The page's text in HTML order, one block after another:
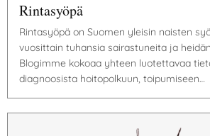
Rintasyöpä
Rintasyöpä on Suomen yleisin naisten
vuosittain tuhansia sairastuneita ja
Blogimme kokoaa yhteen luotettavaa
diagnoosista hoitopolkuun, toipumiseen…